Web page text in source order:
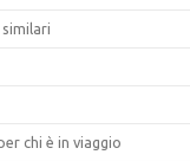
similari
chi è in viaggio